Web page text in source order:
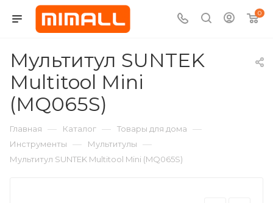
0
Мультитул SUNTEK
Multitool Mini
(MQ065S)
Главная — Каталог — Товары для дома —
Инструменты — Мультитулы —
Мультитул SUNTEK Multitool Mini (MQ065S)